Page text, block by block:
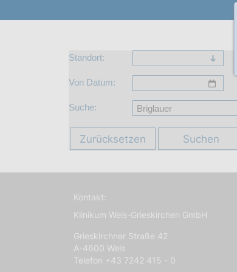
Standort:
Von Datum:
Suche:
Zurücksetzen Suchen
Kontakt:
Klinikum Wels-Grieskirchen GmbH
Grieskirchner Straße 42
A-4600 Wels
Telefon +43 7242 415 - 0